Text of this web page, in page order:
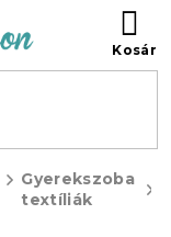
Gyerekszoba
textíliák